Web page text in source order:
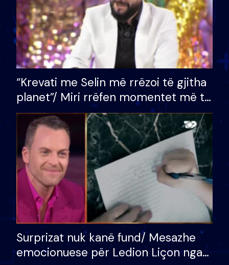
“Krevati me Selin më rrëzoi të gjitha
planet”/ Miri rrëfen momentet më të
bukura në shtëpinë e BB VIP: Do më
mungojë zilja e mëngjesit kur…
Surprizat nuk kanë fund/ Mesazhe
emocionuese për Ledion Liçon nga